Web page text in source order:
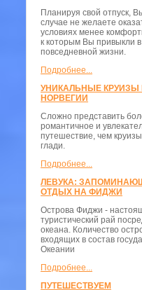
Планируя свой отпуск,
случае не желаете
условиях менее
к которым Вы привыкли в
повседневной жизни.
Подробнее...
УНИКАЛЬНЫЕ КРУИЗЫ
НОРВЕГИИ
Сложно представить
романтичное и
путешествие, чем
глади.
Подробнее...
ЛЕВУКА:
ОТДЫХ НА ФИДЖИ
Острова Фиджи -
туристический рай
океана. Количество
входящих в состав
Океании
Подробнее...
ПУТЕШЕСТВУЕМ